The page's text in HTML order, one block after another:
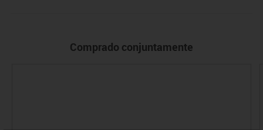
Comprado conjuntamente